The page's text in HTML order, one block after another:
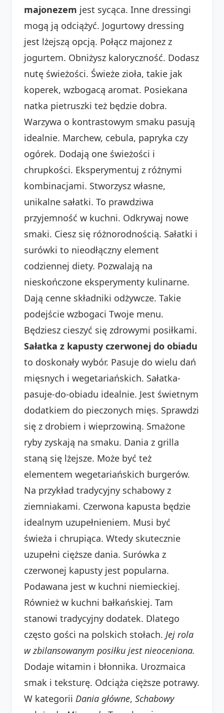
majonezem jest sycąca. Inne dressingi
mogą ją odciążyć. Jogurtowy dressing
jest lżejszą opcją. Połącz majonez z
jogurtem. Obniżysz kaloryczność. Dodasz
nutę świeżości. Świeże zioła, takie jak
koperek, wzbogacą aromat. Posiekana
natka pietruszki też będzie dobra.
Warzywa o kontrastowym smaku pasują
idealnie. Marchew, cebula, papryka czy
ogórek. Dodają one świeżości i
chrupkości. Eksperymentuj z różnymi
kombinacjami. Stworzysz własne,
unikalne sałatki. To prawdziwa
przyjemność w kuchni. Odkrywaj nowe
smaki. Ciesz się różnorodnością. Sałatki i
surówki to nieodłączny element
codziennej diety. Pozwalają na
nieskończone eksperymenty kulinarne.
Dają cenne składniki odżywcze. Takie
podejście wzbogaci Twoje menu.
Będziesz cieszyć się zdrowymi posiłkami.
Sałatka z kapusty czerwonej do obiadu
to doskonały wybór. Pasuje do wielu dań
mięsnych i wegetariańskich. Sałatka-
pasuje-do-obiadu idealnie. Jest świetnym
dodatkiem do pieczonych mięs. Sprawdzi
się z drobiem i wieprzowiną. Smażone
ryby zyskają na smaku. Dania z grilla
staną się lżejsze. Może być też
elementem wegetariańskich burgerów.
Na przykład tradycyjny schabowy z
ziemniakami. Czerwona kapusta będzie
idealnym uzupełnieniem. Musi być
świeża i chrupiąca. Wtedy skutecznie
uzupełni cięższe dania. Surówka z
czerwonej kapusty jest popularna.
Podawana jest w kuchni niemieckiej.
Również w kuchni bałkańskiej. Tam
stanowi tradycyjny dodatek. Dlatego
często gości na polskich stołach. Jej rola
w zbilansowanym posiłku jest nieoceniona.
Dodaje witamin i błonnika. Urozmaica
smak i teksturę. Odciąża cięższe potrawy.
W kategorii Dania główne, Schabowy